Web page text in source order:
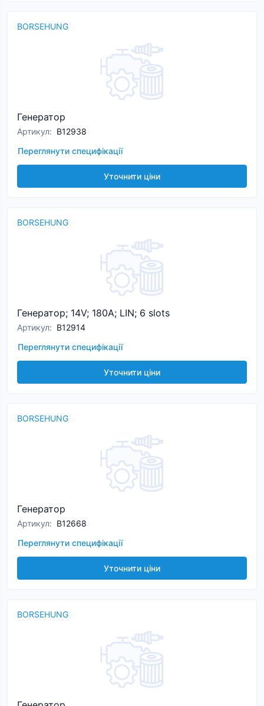
BORSEHUNG
Генератор
Артикул: B12938
Переглянути специфікації
Уточнити ціни
BORSEHUNG
Генератор; 14V; 180A; LIN; 6 slots
Артикул: B12914
Переглянути специфікації
Уточнити ціни
BORSEHUNG
Генератор
Артикул: B12668
Переглянути специфікації
Уточнити ціни
BORSEHUNG